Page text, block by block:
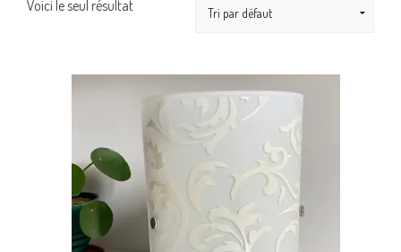
Voici le seul résultat